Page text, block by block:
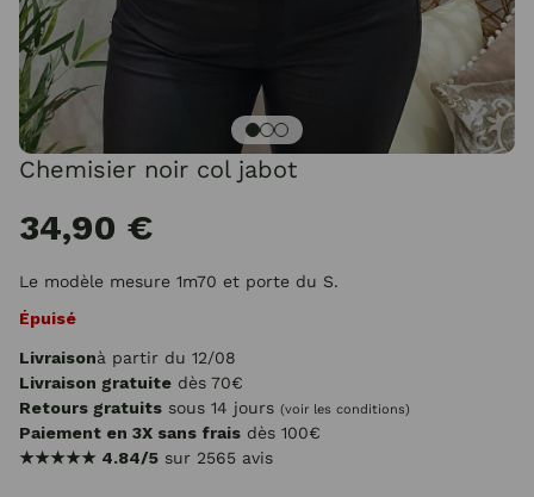
Chemisier noir col jabot
34,90 €
Le modèle mesure 1m70 et porte du S.
Épuisé
Livraisonà partir du 12/08
Livraison gratuite dès 70€
Retours gratuits sous 14 jours (voir les conditions)
Paiement en 3X sans frais dès 100€
★★★★★ 4.84/5 sur 2565 avis